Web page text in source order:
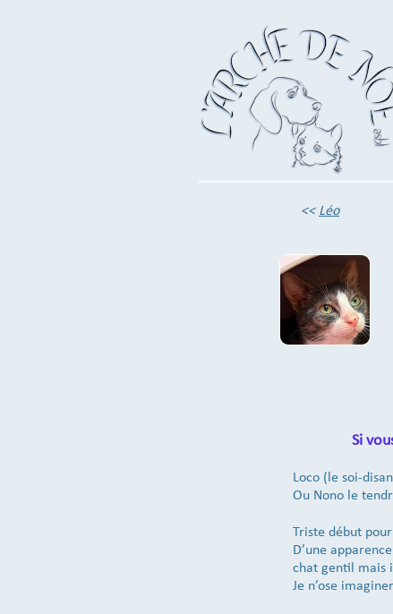
<< Léo
Si
Loco (le soi-
Ou Nono le
Triste début
D’une
chat gentil mais
Je n’ose